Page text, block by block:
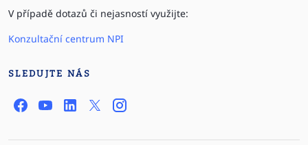
V případě dotazů či nejasností využijte:
Konzultační centrum NPI
SLEDUJTE NÁS